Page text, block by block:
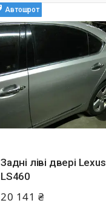
Автошрот
Задні ліві двері Lexus
LS460
20 141 ₴